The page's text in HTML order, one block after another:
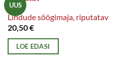
UUS
Lindude söögimaja, riputatav
20,50€
LOE EDASI